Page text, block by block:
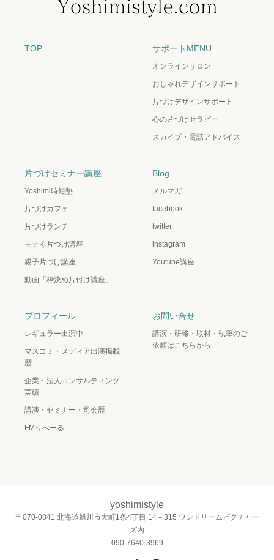
TOP サポートMENU
オンラインサロン
おしゃれデザインサポート
片づけデザインサポート
心の片づけセラピー
スカイプ・電話アドバイス
片づけセミナー講座
Yoshimi時短塾
片づけカフェ
片づけランチ
モテる片づけ講座
親子片づけ講座
動画「枠決め片付け講座」
Blog
メルマガ
facebook
twitter
instagram
Youtube講座
プロフィール
レギュラー出演中
マスコミ・メディア出演掲載
歴
企業・法人コンサルティング
実績
講演・セミナー・司会歴
FMりべーる
お問い合せ
講演・研修・取材・執筆のご
依頼はこちらから
yoshimistyle
〒070-0841 北海道旭川市大町1条4丁目 14－315 ワンドリームピクチャー
ズ内
090-7640-3969